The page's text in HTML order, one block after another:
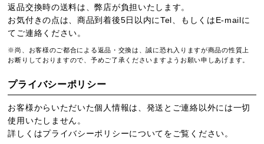
返品交換時の送料は、弊店が負担いたします。
お気付きの点は、商品到着後5日以内にTel、もしくはE-mailに
てご連絡ください。
※尚、お客様のご都合による返品・交換は、誠に恐れ入りますが商品の性質上
お断りしておりますので、予めご了承くださいますようお願い申しあげます。
プライバシーポリシー
お客様からいただいた個人情報は、発送とご連絡以外には一切
使用いたしません。
詳しくはプライバシーポリシーについてをご覧ください。